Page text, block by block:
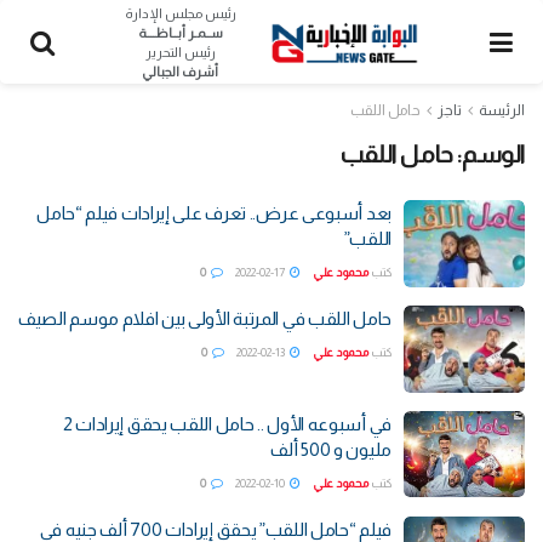
رئيس مجلس الإدارة
ســمـر أبــاظــــة
رئيس التحرير
أشرف الجبالي
الرئيسة تاجز حامل اللقب
الوسم:حامل اللقب
بعد أسبوعى عرض.. تعرف على إيرادات فيلم “حامل
اللقب”
كتب محمود علي 0
حامل اللقب في المرتبة الأولى بين افلام موسم الصيف
كتب محمود علي 0
في أسبوعه الأول .. حامل اللقب يحقق إيرادات 2
مليون و 500 ألف
كتب محمود علي 0
فيلم “حامل اللقب” يحقق إيرادات 700 ألف جنيه فى